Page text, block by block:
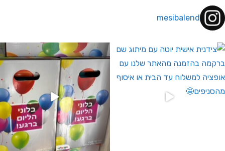
mesibalend
לחברי מועדון ומצטרפים חדשים🤍